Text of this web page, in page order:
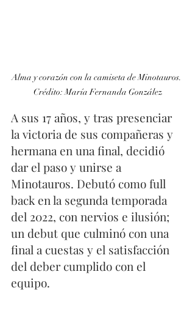
Alma y corazón con la camiseta de Minotauros.
Crédito: María Fernanda González
A sus 17 años, y tras presenciar
la victoria de sus compañeras y
hermana en una final, decidió
dar el paso y unirse a
Minotauros. Debutó como full
back en la segunda temporada
del 2022, con nervios e ilusión;
un debut que culminó con una
final a cuestas y el satisfacción
del deber cumplido con el
equipo.